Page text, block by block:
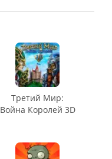
Третий Мир:
Война Королей 3D